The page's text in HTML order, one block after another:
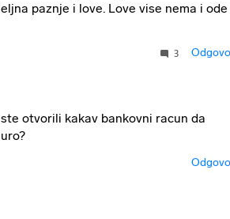
paznje i love. Love vise nema i ode
3
otvorili kakav bankovni racun da